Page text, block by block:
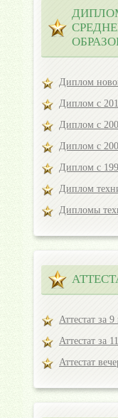
Диплом
Диплом с
Диплом с
Диплом с
Диплом с
Диплом
Дипломы
Аттестат за 9
Аттестат за
Аттестат